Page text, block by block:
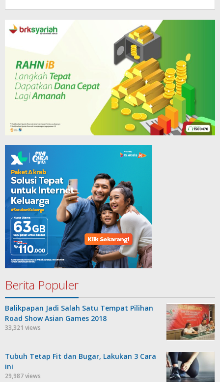
Berita Populer
Balikpapan Jadi Salah Satu Tempat Pilihan
Road Show Asian Games 2018
33,321 views
Tubuh Tetap Fit dan Bugar, Lakukan 3 Cara
ini
29,987 views